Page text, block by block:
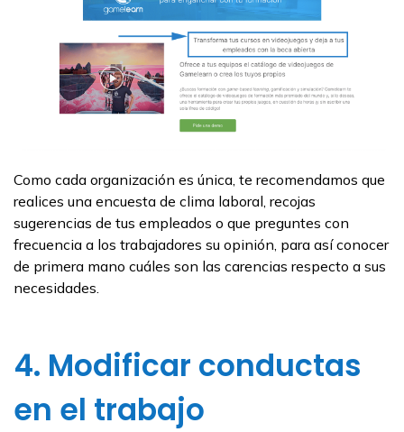
Como cada organización es única, te recomendamos que
realices una encuesta de clima laboral, recojas
sugerencias de tus empleados o que preguntes con
frecuencia a los trabajadores su opinión, para así conocer
de primera mano cuáles son las carencias respecto a sus
necesidades.
4. Modificar conductas
en el trabajo